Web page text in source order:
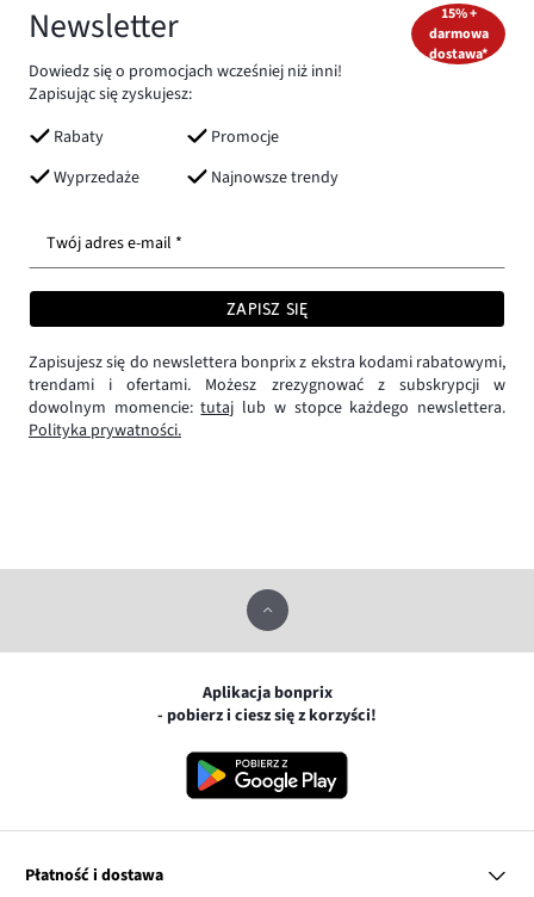
Newsletter
Dowiedz się o promocjach wcześniej niż inni!
Zapisując się zyskujesz:
Rabaty
Promocje
Wyprzedaże
Najnowsze trendy
15% +
darmowa
dostawa*
Twój adres e-mail *
ZAPISZ SIĘ
Zapisujesz się do newslettera bonprix z ekstra kodami rabatowymi,
trendami i ofertami. Możesz zrezygnować z subskrypcji w
dowolnym momencie:tutaj lub w stopce każdego newslettera.
Polityka prywatności.
Aplikacja bonprix
- pobierz i ciesz się z korzyści!
Płatność i dostawa